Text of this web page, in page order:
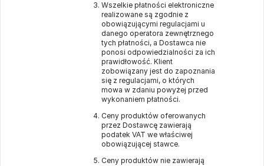
Wszelkie płatności elektroniczne
realizowane są zgodnie z
obowiązującymi regulacjami u
danego operatora zewnętrznego
tych płatności, a Dostawca nie
ponosi odpowiedzialności za ich
prawidłowość. Klient
zobowiązany jest do zapoznania
się z regulacjami, o których
mowa w zdaniu powyżej przed
wykonaniem płatności.
Ceny produktów oferowanych
przez Dostawcę zawierają
podatek VAT we właściwej
obowiązującej stawce.
Ceny produktów nie zawierają